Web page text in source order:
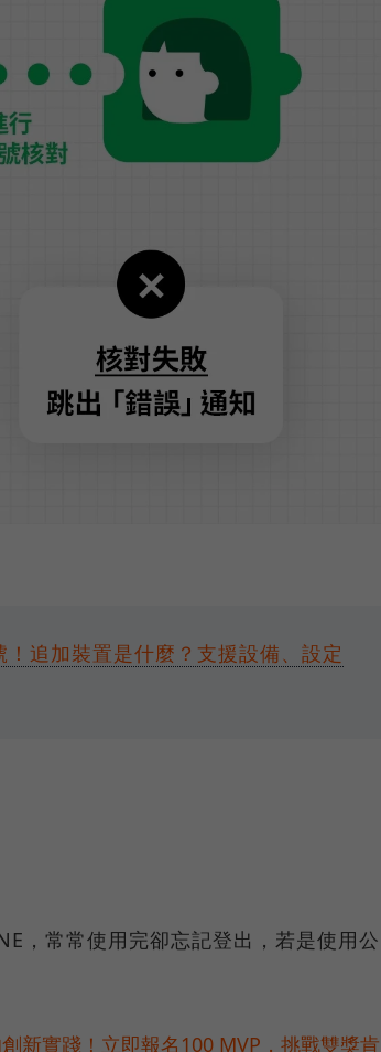
追加裝置是什麼？支援設備、設定
，常常使用完卻忘記登出，若是使用公
新實踐！立即報名100 MVP，挑戰雙獎肯